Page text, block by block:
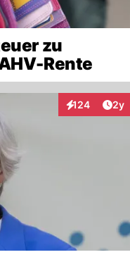
zu
Rente
124
Interaktionen
2y